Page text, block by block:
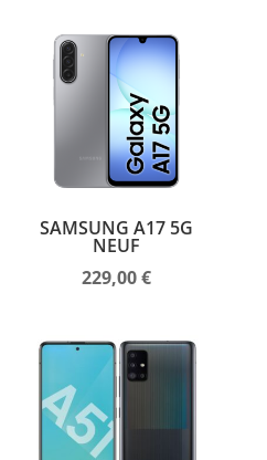
SAMSUNG A17 5G
NEUF
229,00€